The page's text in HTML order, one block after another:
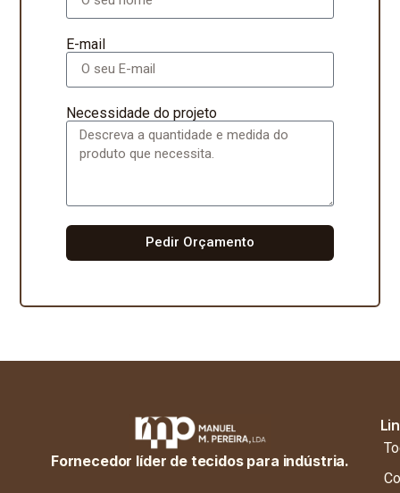
E-mail
Necessidade do projeto
Pedir Orçamento
Fornecedor líder de tecidos para indústria.